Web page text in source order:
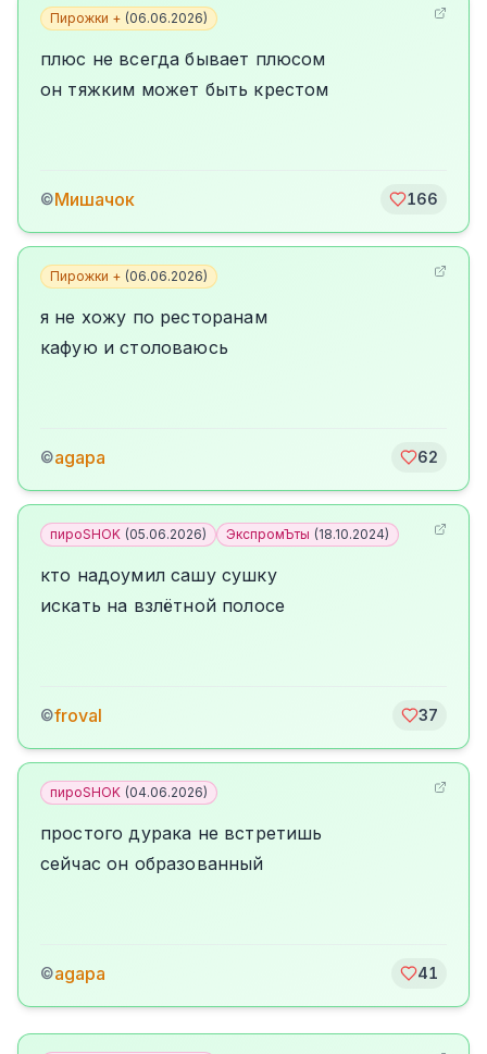
Пирожки + (06.06.2026)
плюс не всегда бывает плюсом
он тяжким может быть крестом
©Мишачок 166
Пирожки + (06.06.2026)
я не хожу по ресторанам
кафую и столоваюсь
©agapa 62
пироSHOK (05.06.2026) ЭкспромЪты (18.10.2024)
кто надоумил сашу сушку
искать на взлётной полосе
©froval 37
пироSHOK (04.06.2026)
простого дурака не встретишь
сейчас он образованный
©agapa 41